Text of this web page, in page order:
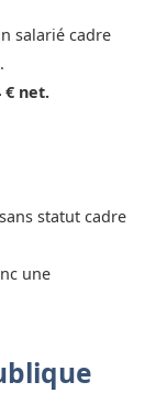
salarié cadre
.
€ net.
statut cadre
une